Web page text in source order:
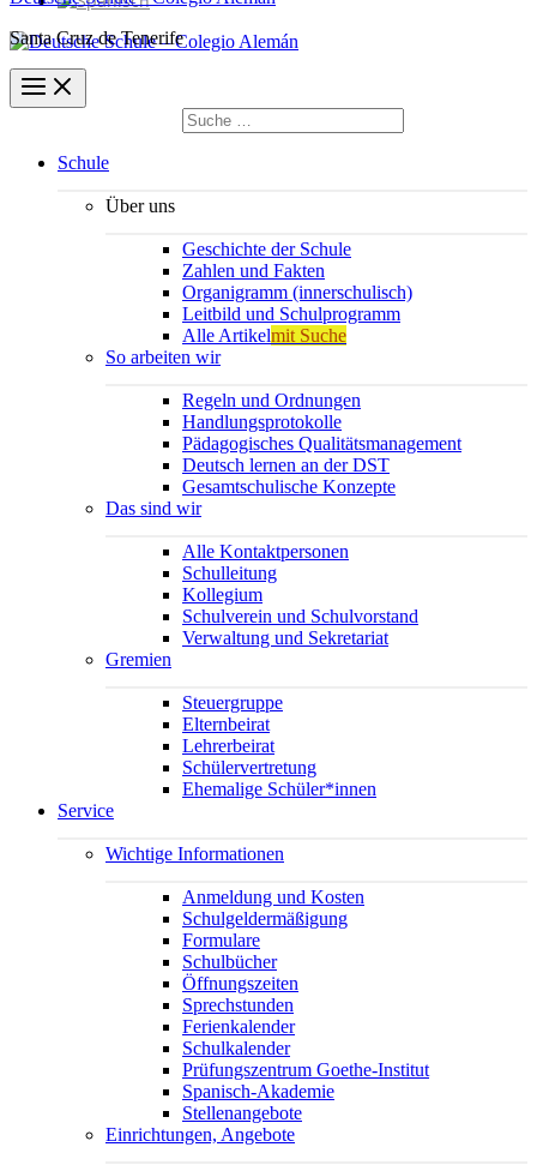
Santa Cruz de Tenerife
Suchen
nach:
Schule
Über uns
Geschichte der Schule
Zahlen und Fakten
Organigramm (innerschulisch)
Leitbild und Schulprogramm
Alle Artikelmit Suche
So arbeiten wir
Regeln und Ordnungen
Handlungsprotokolle
Pädagogisches Qualitätsmanagement
Deutsch lernen an der DST
Gesamtschulische Konzepte
Das sind wir
Alle Kontaktpersonen
Schulleitung
Kollegium
Schulverein und Schulvorstand
Verwaltung und Sekretariat
Gremien
Steuergruppe
Elternbeirat
Lehrerbeirat
Schülervertretung
Ehemalige Schüler*innen
Service
Wichtige Informationen
Anmeldung und Kosten
Schulgeldermäßigung
Formulare
Schulbücher
Öffnungszeiten
Sprechstunden
Ferienkalender
Schulkalender
Prüfungszentrum Goethe-Institut
Spanisch-Akademie
Stellenangebote
Einrichtungen, Angebote